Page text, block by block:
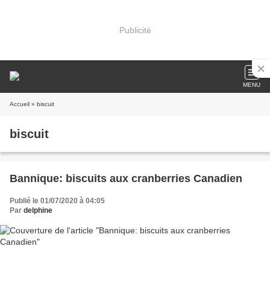
Publicité
MENU
Accueil » biscuit
biscuit
Bannique: biscuits aux cranberries Canadien
Publié le 01/07/2020 à 04:05
Par delphine